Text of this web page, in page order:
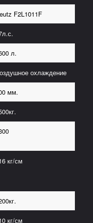
F2L1011F
л.
охлаждение
мм.
кг/см
кг/см